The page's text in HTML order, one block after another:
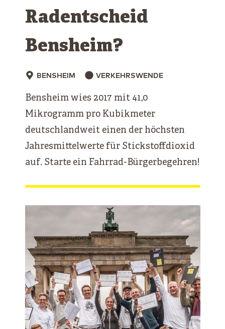
Radentscheid
Bensheim?
BENSHEIM VERKEHRSWENDE
Bensheim wies 2017 mit 41,0
Mikrogramm pro Kubikmeter
deutschlandweit einen der höchsten
Jahresmittelwerte für Stickstoffdioxid
auf. Starte ein Fahrrad-Bürgerbegehren!